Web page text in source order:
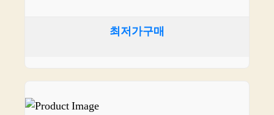
최저가구매